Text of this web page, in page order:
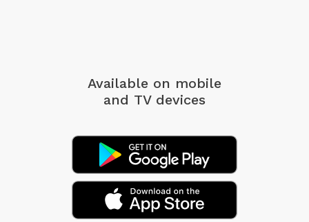
Available on mobile
and TV devices